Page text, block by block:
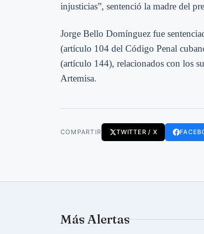
injusticias”, sentenció la madre del
Jorge Bello Domínguez fue
(artículo 104 del Código Penal
(artículo 144), relacionados con los
Artemisa.
COMPARTIR TWITTER / X
Más Alertas